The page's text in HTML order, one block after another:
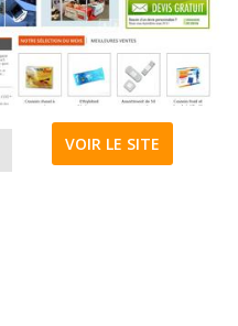
VOIR LE SITE